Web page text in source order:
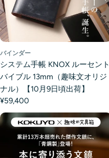
バインダー
システム手帳 KNOX ルーセント
バイブル 13mm（趣味文オリジ
ナル）【10月9日頃出荷】
¥59,400